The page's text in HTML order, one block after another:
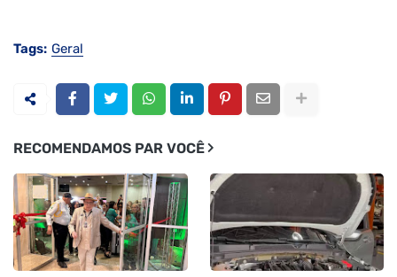
Tags: Geral
RECOMENDAMOS PAR VOCÊ